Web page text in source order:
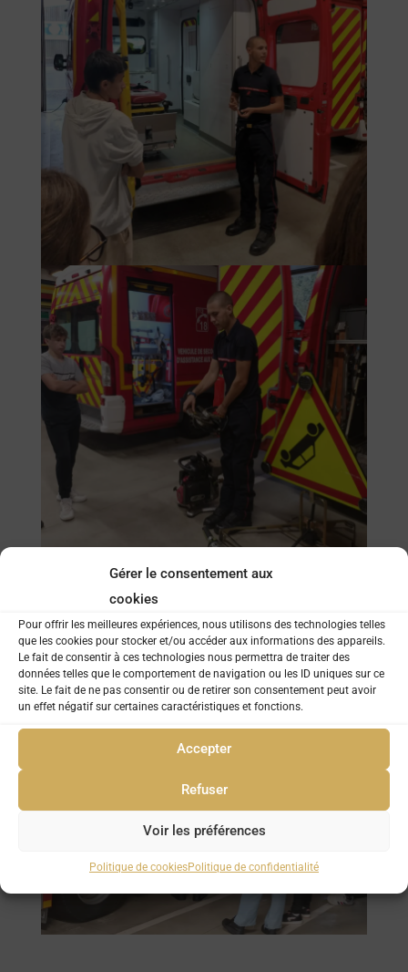
Gérer le consentement aux
cookies
Pour offrir les meilleures expériences, nous utilisons des technologies telles
que les cookies pour stocker et/ou accéder aux informations des appareils.
Le fait de consentir à ces technologies nous permettra de traiter des
données telles que le comportement de navigation ou les ID uniques sur ce
site. Le fait de ne pas consentir ou de retirer son consentement peut avoir
un effet négatif sur certaines caractéristiques et fonctions.
Accepter
Refuser
Voir les préférences
Politique de cookiesPolitique de confidentialité